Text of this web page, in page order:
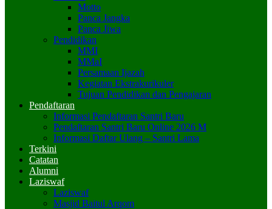
Motto
Panca Jangka
Panca Jiwa
Pendidikan
MMI
MMaI
Persamaan Ijazah
Kegiatan Ekstrakurikuler
Tujuan Pendidikan dan Pengajaran
Pendaftaran
Informasi Pendaftaran Santri Baru
Pendaftaran Santri Baru Online 2026 M
Informasi Daftar Ulang – Santri Lama
Terkini
Catatan
Alumni
Laziswaf
Laziswaf
Masjid Baitul Arqom